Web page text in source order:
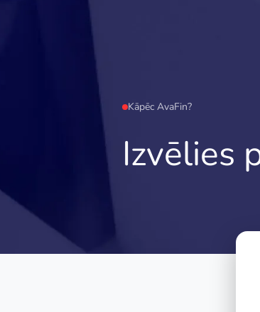
Kāpēc AvaFin?
Izvēlies